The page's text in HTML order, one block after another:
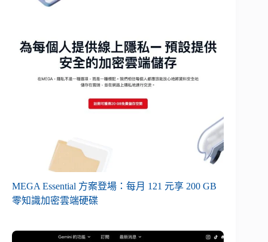
MEGA Essential 方案登場：每月 121 元享 200 GB
零知識加密雲端硬碟